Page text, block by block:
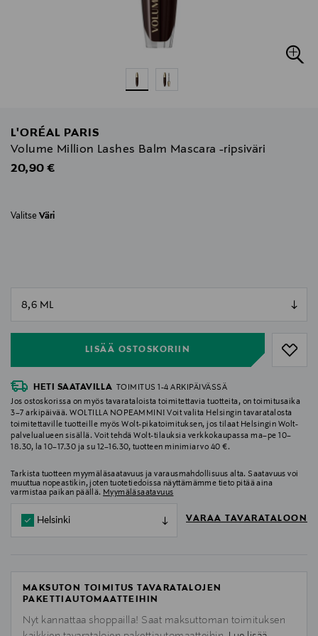
L'ORÉAL PARIS
Volume Million Lashes Balm Mascara -ripsiväri
Original Price
20,90 €
Valitse Väri
LISÄÄ OSTOSKORIIN
HETI SAATAVILLA
TOIMITUS 1-4 ARKIPÄIVÄSSÄ
Jos ostoskorissa on myös tavarataloista toimitettavia tuotteita, on toimitusaika
3–7 arkipäivää. WOLTILLA NOPEAMMIN! Voit valita Helsingin tavaratalosta
toimitettaville tuotteille myös Wolt-pikatoimituksen, jos tilaat Helsingin Wolt-
palvelualueen sisällä. Voit tehdä Wolt-tilauksia verkkokaupassa ma–pe 10–
18.30, la 10–17.30 ja su 12–16.30, tuotteen minimiarvo 40 €.
Tarkista tuotteen myymäläsaatavuus ja varausmahdollisuus alta. Saatavuus voi
muuttua nopeastikin, joten tuotetiedoissa näyttämämme tieto pitää aina
varmistaa paikan päällä. Myymäläsaatavuus
Helsinki VARAA TAVARATALOON
MAKSUTON TOIMITUS TAVARATALOJEN
PAKETTIAUTOMAATTEIHIN
Nyt kannattaa shoppailla! Saat maksuttoman toimituksen